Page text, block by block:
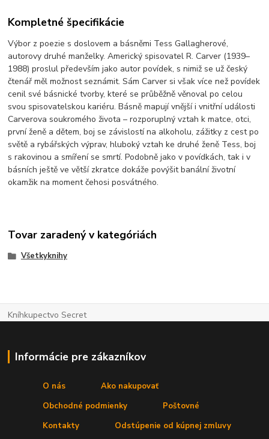
Kompletné špecifikácie
Výbor z poezie s doslovem a básněmi Tess Gallagherové,
autorovy druhé manželky. Americký spisovatel R. Carver (1939–
1988) proslul především jako autor povídek, s nimiž se už český
čtenář měl možnost seznámit. Sám Carver si však více než povídek
cenil své básnické tvorby, které se průběžně věnoval po celou
svou spisovatelskou kariéru. Básně mapují vnější i vnitřní události
Carverova soukromého života – rozporuplný vztah k matce, otci,
první ženě a dětem, boj se závislostí na alkoholu, zážitky z cest po
světě a rybářských výprav, hluboký vztah ke druhé ženě Tess, boj
s rakovinou a smíření se smrtí. Podobně jako v povídkách, tak i v
básních ještě ve větší zkratce dokáže povýšit banální životní
okamžik na moment čehosi posvátného.
Tovar zaradený v kategóriách
Všetkyknihy
Kníhkupectvo Secret
Informácie pre zákazníkov
O nás
Ako nakupovať
Obchodné podmienky
Poštovné
Kontakty
Odstúpenie od kúpnej zmluvy